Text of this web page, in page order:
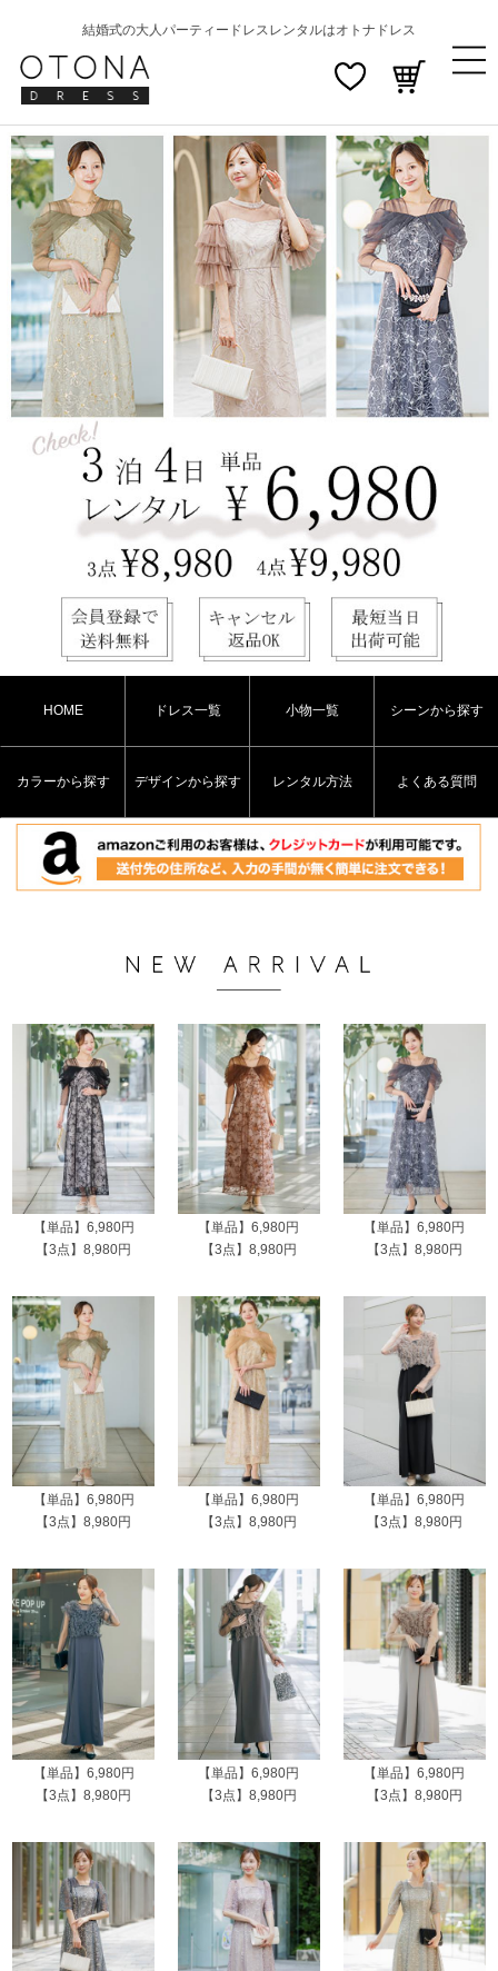
結婚式の大人パーティードレスレンタルはオトナドレス
HOME ドレス一覧 小物一覧 シーンから探す
カラーから探す デザインから探す レンタル方法 よくある質問
【単品】6,980円
【3点】8,980円
【単品】6,980円
【3点】8,980円
【単品】6,980円
【3点】8,980円
【単品】6,980円
【3点】8,980円
【単品】6,980円
【3点】8,980円
【単品】6,980円
【3点】8,980円
【単品】6,980円
【3点】8,980円
【単品】6,980円
【3点】8,980円
【単品】6,980円
【3点】8,980円